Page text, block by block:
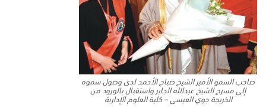
صاحب السمو الأمير الشيخ صباح الأحمد لدى وصول سموه
إلى مسرح الشيخ عبدالله الجابر واستقبال بالورود من
الخريجة جوي العيسى – كلية العلوم الإدارية